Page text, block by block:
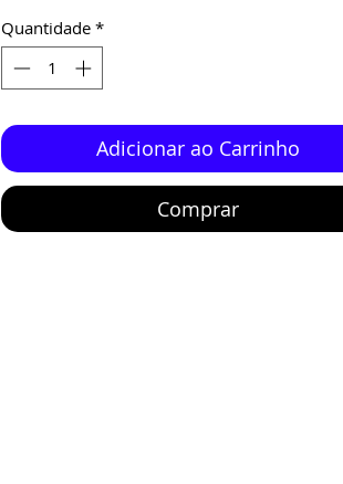
Quantidade *
Adicionar ao Carrinho
Comprar